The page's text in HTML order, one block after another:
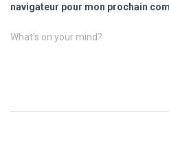
navigateur pour mon prochain
What's on your mind?